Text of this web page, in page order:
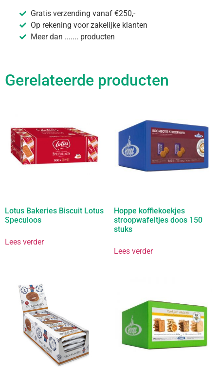
Gratis verzending vanaf €250,-
Op rekening voor zakelijke klanten
Meer dan ....... producten
Gerelateerde producten
Lotus Bakeries Biscuit Lotus
Speculoos
Lees verder
Hoppe koffiekoekjes
stroopwafeltjes doos 150
stuks
Lees verder